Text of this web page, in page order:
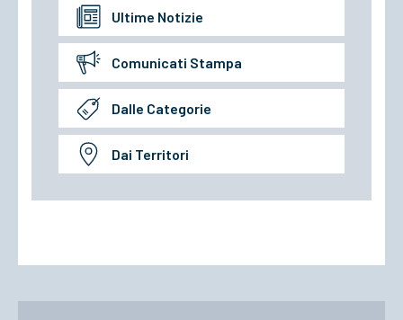
Ultime Notizie
Comunicati Stampa
Dalle Categorie
Dai Territori